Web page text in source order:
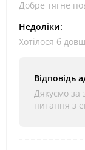
Добре тягне
Недоліки:
Хотілося б
Відповідь
Дякуємо за
питання з